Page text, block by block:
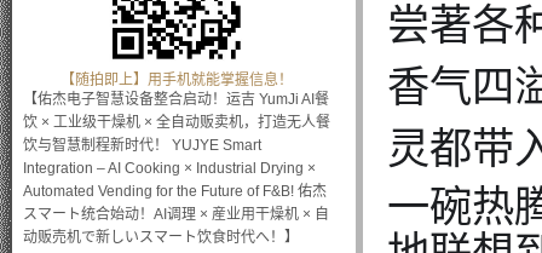
尝著各
香气四
灵都带
一碗热
【随拍即上】用手机就能掌握信息！
【佑杰电子智慧设备整合启动！运吉 YumJi AI餐
饮 × 工业级干燥机 × 全自动贩卖机，打造无人餐
饮与智慧制程新时代！ YUJYE Smart
Integration – AI Cooking × Industrial Drying ×
Automated Vending for the Future of F&B! 佑杰
スマート统合始动！AI调理 × 産业用干燥机 × 自
动贩売机で新しいスマート饮食时代へ！】